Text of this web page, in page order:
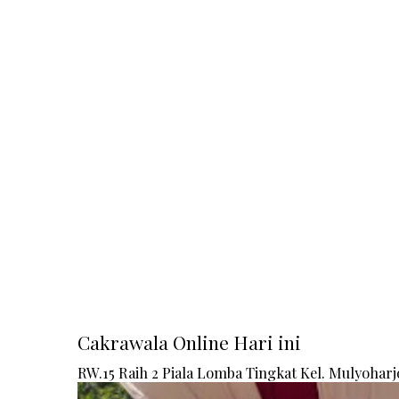
Cakrawala Online Hari ini
RW.15 Raih 2 Piala Lomba Tingkat Kel.